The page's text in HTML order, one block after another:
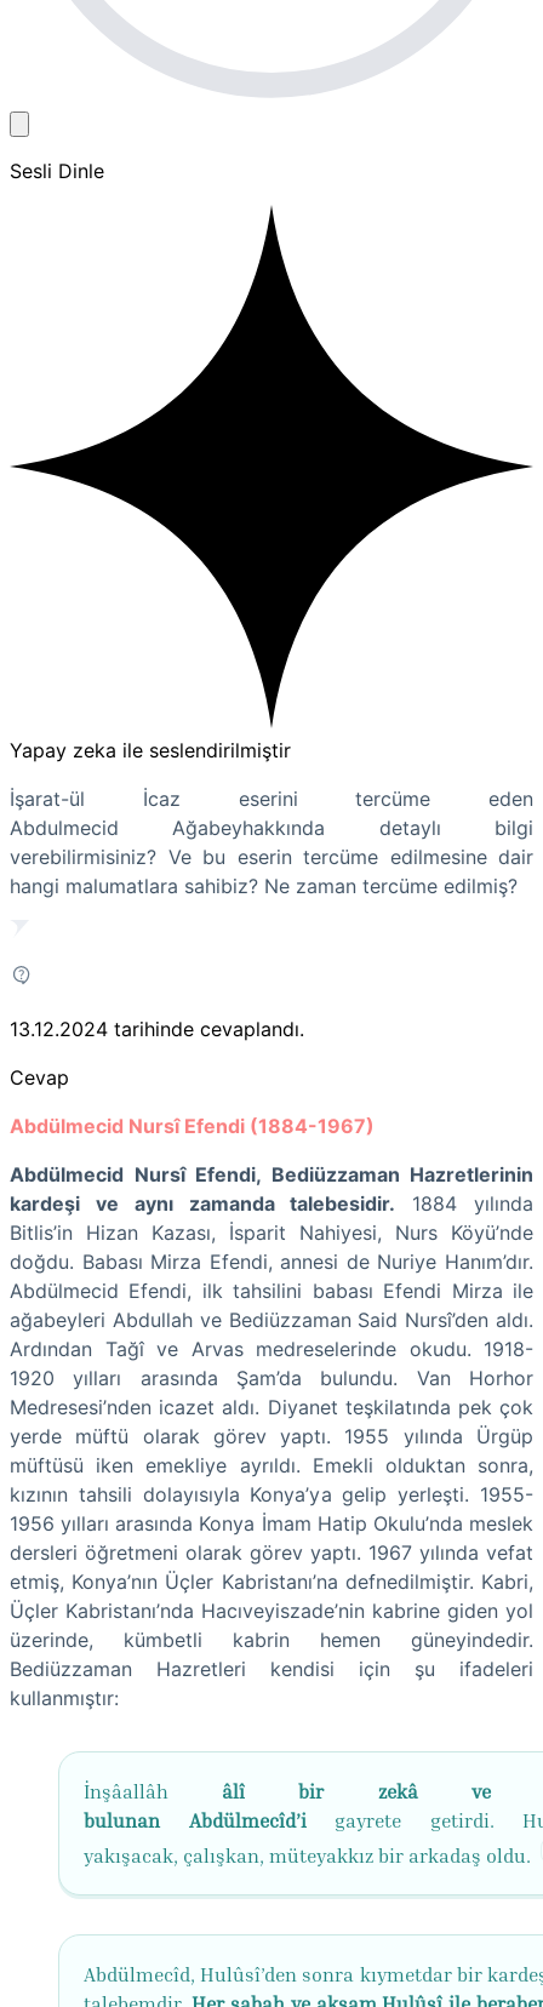
Sesli Dinle
Yapay zeka ile seslendirilmiştir
İşarat-ül İcaz eserini tercüme eden
Abdulmecid Ağabeyhakkında detaylı bilgi
verebilirmisiniz? Ve bu eserin tercüme edilmesine dair
hangi malumatlara sahibiz? Ne zaman tercüme edilmiş?
13.12.2024 tarihinde cevaplandı.
Cevap
Abdülmecid Nursî Efendi (1884-1967)
Abdülmecid Nursî Efendi, Bediüzzaman Hazretlerinin
kardeşi ve aynı zamanda talebesidir. 1884 yılında
Bitlis’in Hizan Kazası, İsparit Nahiyesi, Nurs Köyü’nde
doğdu. Babası Mirza Efendi, annesi de Nuriye Hanım’dır.
Abdülmecid Efendi, ilk tahsilini babası Efendi Mirza ile
ağabeyleri Abdullah ve Bediüzzaman Said Nursî’den aldı.
Ardından Tağî ve Arvas medreselerinde okudu. 1918-
1920 yılları arasında Şam’da bulundu. Van Horhor
Medresesi’nden icazet aldı. Diyanet teşkilatında pek çok
yerde müftü olarak görev yaptı. 1955 yılında Ürgüp
müftüsü iken emekliye ayrıldı. Emekli olduktan sonra,
kızının tahsili dolayısıyla Konya’ya gelip yerleşti. 1955-
1956 yılları arasında Konya İmam Hatip Okulu’nda meslek
dersleri öğretmeni olarak görev yaptı. 1967 yılında vefat
etmiş, Konya’nın Üçler Kabristanı’na defnedilmiştir. Kabri,
Üçler Kabristanı’nda Hacıveyiszade’nin kabrine giden yol
üzerinde, kümbetli kabrin hemen güneyindedir.
Bediüzzaman Hazretleri kendisi için şu ifadeleri
kullanmıştır:
İnşâallâh âlî bir zekâ ve
bulunan Abdülmecîd’i gayrete getirdi.
yakışacak, çalışkan, müteyakkız bir arkadaş oldu.
Abdülmecîd, Hulûsî’den sonra kıymetdar bir